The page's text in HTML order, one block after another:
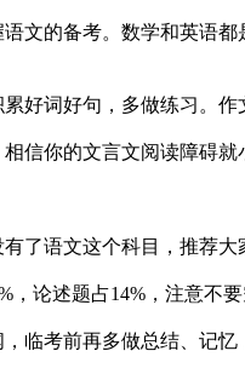
的备考。数学和英语都
词好句，多做练习。作
你的文言文阅读障碍就
语文这个科目，推荐大
述题占14%，注意不要
考前再多做总结、记忆